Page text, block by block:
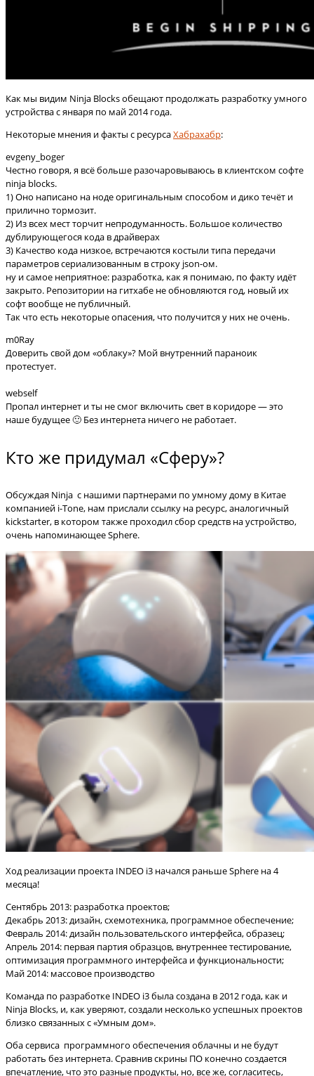
Как мы видим Ninja Blocks обещают продолжать разработку умного
устройства с января по май 2014 года.
Некоторые мнения и факты с ресурсаХабрахабр:
evgeny_boger
Честно говоря, я всё больше разочаровываюсь в клиентском софте
ninja blocks.
1) Оно написано на ноде оригинальным способом и дико течёт и
прилично тормозит.
2) Из всех мест торчит непродуманность. Большое количество
дублирующегося кода в драйверах
3) Качество кода низкое, встречаются костыли типа передачи
параметров сериализованным в строку json-ом.
ну и самое неприятное: разработка, как я понимаю, по факту идёт
закрыто. Репозитории на гитхабе не обновляются год, новый их
софт вообще не публичный.
Так что есть некоторые опасения, что получится у них не очень.
m0Ray
Доверить свой дом «облаку»? Мой внутренний параноик
протестует.
webself
Пропал интернет и ты не смог включить свет в коридоре — это
наше будущее 🙂 Без интернета ничего не работает.
Кто же придумал «Сферу»?
Обсуждая Ninja с нашими партнерами по умному дому в Китае
компанией i-Tone, нам прислали ссылку на ресурс, аналогичный
kickstarter, в котором также проходил сбор средств на устройство,
очень напоминающее Sphere.
Ход реализации проекта INDEO i3 начался раньше Sphere на 4
месяца!
Сентябрь 2013: разработка проектов;
Декабрь 2013: дизайн, схемотехника, программное обеспечение;
Февраль 2014: дизайн пользовательского интерфейса, образец;
Апрель 2014: первая партия образцов, внутреннее тестирование,
оптимизация программного интерфейса и функциональности;
Май 2014: массовое производство
Команда по разработке INDEO i3 была создана в 2012 года, как и
Ninja Blocks, и, как уверяют, создали несколько успешных проектов
близко связанных с «Умным дом».
Оба сервиса программного обеспечения облачны и не будут
работать без интернета. Сравнив скрины ПО конечно создается
впечатление, что это разные продукты, но, все же, согласитесь,